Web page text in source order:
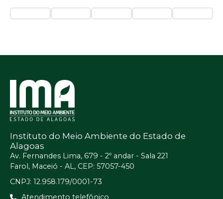
Instituto do Meio Ambiente do Estado de
Alagoas
Av. Fernandes Lima, 679 - 2º andar - Sala 221
Farol, Maceió - AL, CEP: 57057-450
CNPJ: 12.958.179/0001-73
Atendimento telefônico